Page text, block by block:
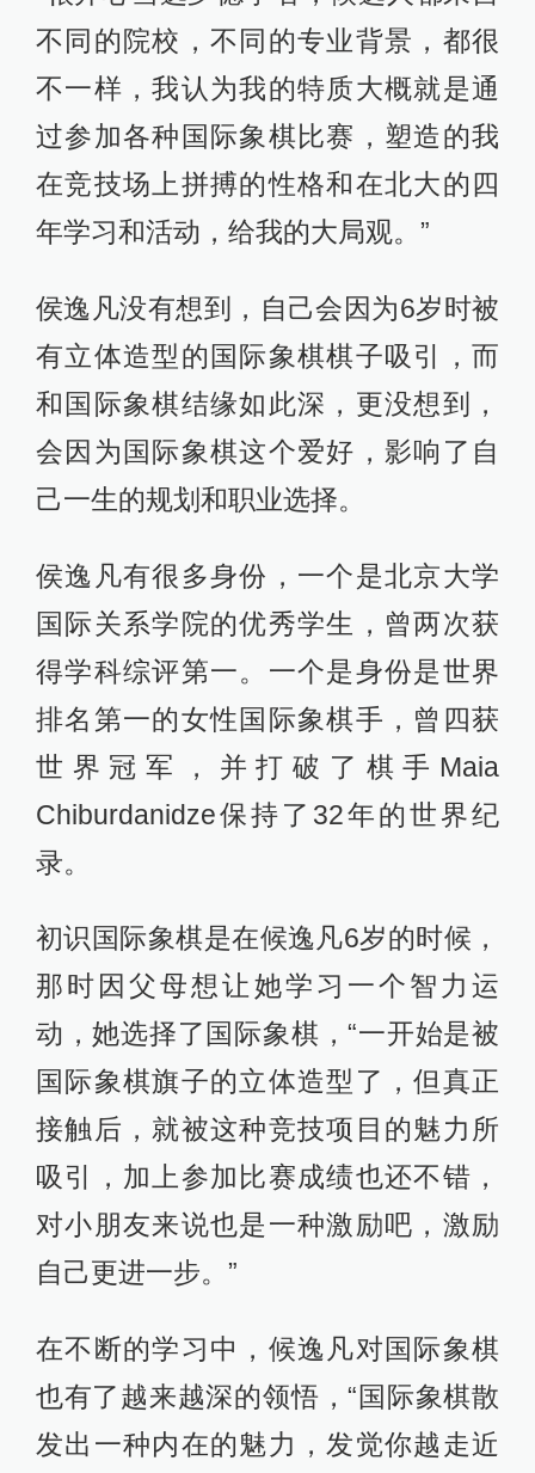
不同的院校，不同的专业背景，都很
不一样，我认为我的特质大概就是通
过参加各种国际象棋比赛，塑造的我
在竞技场上拼搏的性格和在北大的四
年学习和活动，给我的大局观。”
侯逸凡没有想到，自己会因为6岁时被
有立体造型的国际象棋棋子吸引，而
和国际象棋结缘如此深，更没想到，
会因为国际象棋这个爱好，影响了自
己一生的规划和职业选择。
侯逸凡有很多身份，一个是北京大学
国际关系学院的优秀学生，曾两次获
得学科综评第一。一个是身份是世界
排名第一的女性国际象棋手，曾四获
世界冠军，并打破了棋手Maia
Chiburdanidze保持了32年的世界纪
录。
初识国际象棋是在候逸凡6岁的时候，
那时因父母想让她学习一个智力运
动，她选择了国际象棋，“一开始是被
国际象棋旗子的立体造型了，但真正
接触后，就被这种竞技项目的魅力所
吸引，加上参加比赛成绩也还不错，
对小朋友来说也是一种激励吧，激励
自己更进一步。”
在不断的学习中，候逸凡对国际象棋
也有了越来越深的领悟，“国际象棋散
发出一种内在的魅力，发觉你越走近